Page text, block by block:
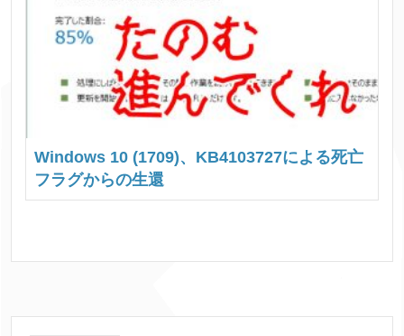
Windows 10 (1709)、KB4103727による死亡
フラグからの生還